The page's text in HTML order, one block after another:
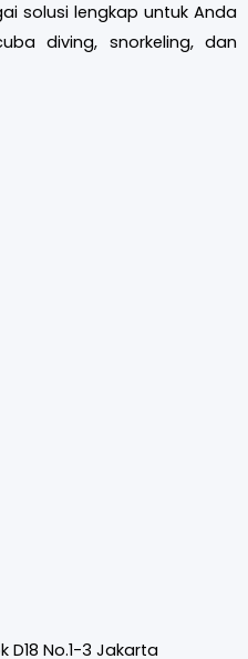
solusi lengkap untuk Anda
diving, snorkeling, dan
D18 No.1-3 Jakarta